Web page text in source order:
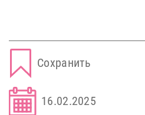
Сохранить
16.02.2025